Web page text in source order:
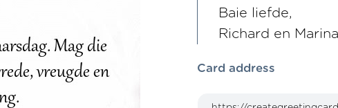
Baie liefde,
Richard en Marina
Card address